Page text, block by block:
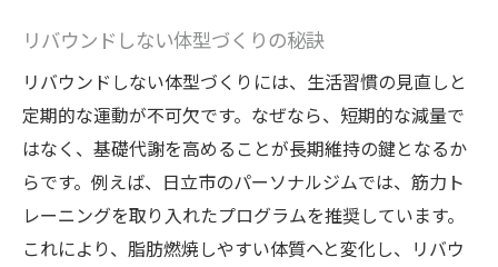
リバウンドしない体型づくりの秘訣
リバウンドしない体型づくりには、生活習慣の見直しと
定期的な運動が不可欠です。なぜなら、短期的な減量で
はなく、基礎代謝を高めることが長期維持の鍵となるか
らです。例えば、日立市のパーソナルジムでは、筋力ト
レーニングを取り入れたプログラムを推奨しています。
これにより、脂肪燃焼しやすい体質へと変化し、リバウ